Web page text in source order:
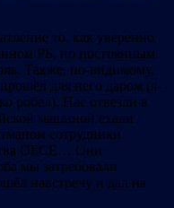
то, как уверенно
РБ, но постоянным
Также, по-видимому,
для него даром (я-
робел). Нас отвезли в
машиной ехали
сотрудники
ОБСЕ… Они
мы затребовали
навстречу и дал на